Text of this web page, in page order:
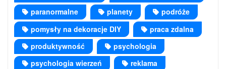
paranormalne
planety
podróże
pomysły na dekoracje DIY
praca zdalna
produktywność
psychologia
psychologia wierzeń
reklama